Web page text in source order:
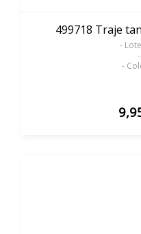
499718 Traje
-
-